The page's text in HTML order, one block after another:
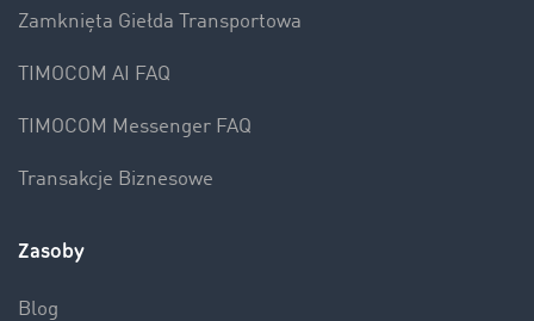
Zamknięta Giełda Transportowa
TIMOCOM AI FAQ
TIMOCOM Messenger FAQ
Transakcje Biznesowe
Zasoby
Blog